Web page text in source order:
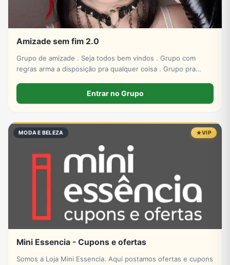
Amizade sem fim 2.0
Grupo de amizade . Seja todos bem vindos . Grupo com
regras arma a disposição pra qualquer coisa . Grupo pra
Entrar no Grupo
MODA E BELEZA VIP
Mini Essencia - Cupons e ofertas
Somos a Loja Mini Essencia. Aqui postamos ofertas e cupons